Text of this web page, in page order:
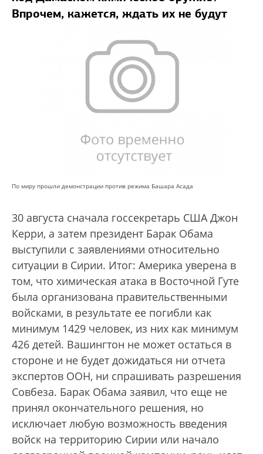
Впрочем, кажется, ждать их не будут
По миру прошли демонстрации против режима Башара Асада
30 августа сначала госсекретарь США Джон
Керри, а затем президент Барак Обама
выступили с заявлениями относительно
ситуации в Сирии. Итог: Америка уверена в
том, что химическая атака в Восточной Гуте
была организована правительственными
войсками, в результате ее погибли как
минимум 1429 человек, из них как минимум
426 детей. Вашингтон не может остаться в
стороне и не будет дожидаться ни отчета
экспертов ООН, ни спрашивать разрешения
Совбеза. Барак Обама заявил, что еще не
принял окончательного решения, но
исключает любую возможность введения
войск на территорию Сирии или начало